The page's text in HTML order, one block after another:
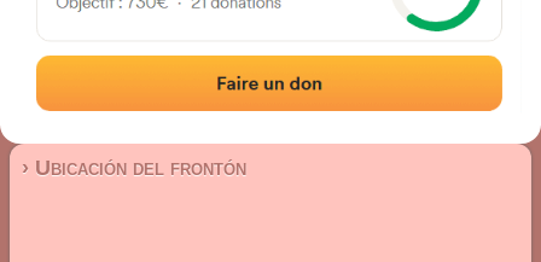
Frontón de pared izquierda
Localización|Fotos|Comentarios y reseñas
› Ubicación del frontón